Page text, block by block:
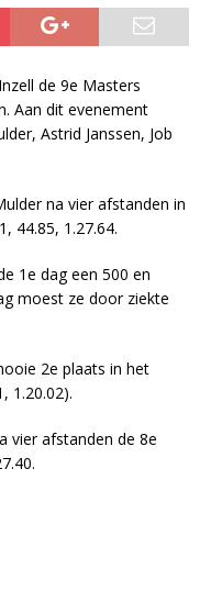
de 9e Masters
Aan dit evenement
Astrid Janssen, Job
na vier afstanden in
44.85, 1.27.64.
1e dag een 500 en
moest ze door ziekte
2e plaats in het
1.20.02).
vier afstanden de 8e